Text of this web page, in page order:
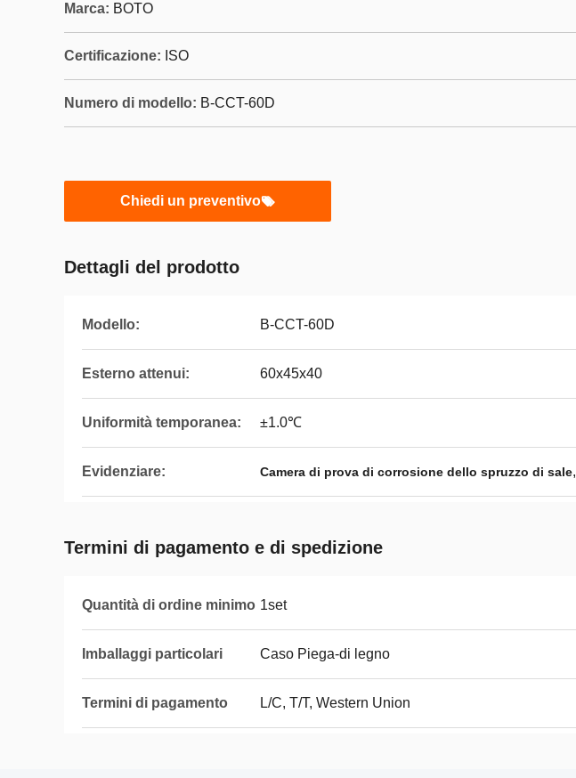
Marca: BOTO
Certificazione: ISO
Numero di modello: B-CCT-60D
Chiedi un preventivo
Dettagli del prodotto
Modello: B-CCT-60D
Esterno attenui: 60x45x40
Uniformità temporanea: ±1.0℃
Evidenziare: Camera di prova di corrosione dello spruzzo di sale,
Termini di pagamento e di spedizione
Quantità di ordine minimo 1set
Imballaggi particolari Caso Piega-di legno
Termini di pagamento L/C, T/T, Western Union